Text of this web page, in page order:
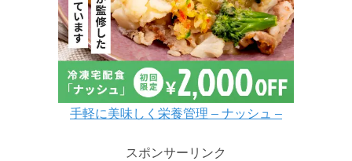
手軽に美味しく栄養管理 – ナッシュ –
スポンサーリンク